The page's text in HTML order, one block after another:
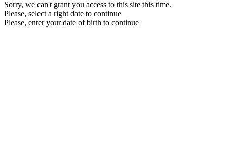
Sorry, we can't grant you access to this site this time.
Please, select a right date to continue
Please, enter your date of birth to continue